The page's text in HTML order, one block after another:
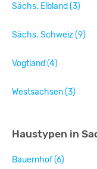
Sächs. Elbland (3)
Sächs. Schweiz (9)
Vogtland (4)
Westsachsen (3)
Haustypen in
Bauernhof (6)